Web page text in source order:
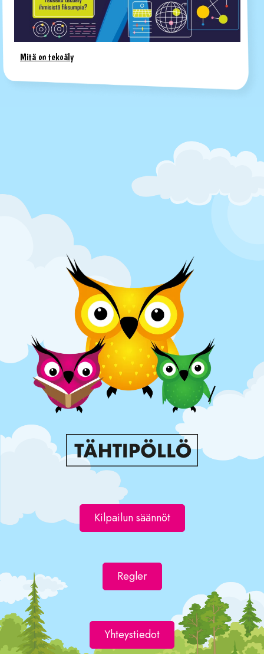
Mitä on tekoäly
Kilpailun säännöt
Regler
Yhteystiedot